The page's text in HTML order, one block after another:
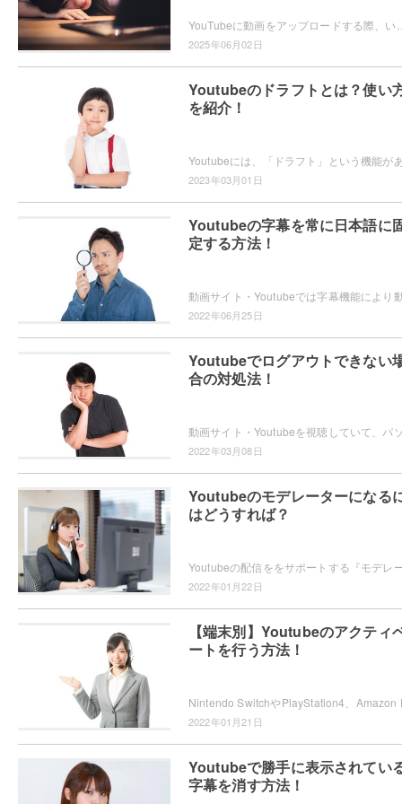
2025年06月02日
Youtubeのドラフトとは？使い
を紹介！
2023年03月01日
Youtubeの字幕を常に日本語に
定する方法！
2022年06月25日
Youtubeでログアウトできない
合の対処法！
2022年03月08日
Youtubeのモデレーターになる
はどうすれば？
2022年01月22日
【端末別】Youtubeのアクティ
ートを行う方法！
2022年01月21日
Youtubeで勝手に表示されてい
字幕を消す方法！